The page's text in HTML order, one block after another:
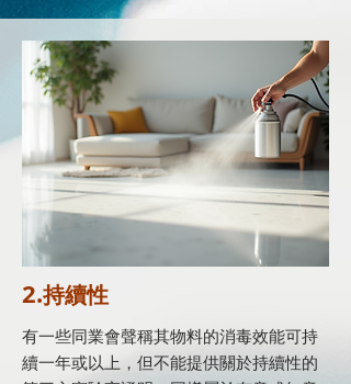
2.持續性
有一些同業會聲稱其物料的消毒效能可持
續一年或以上，但不能提供關於持續性的